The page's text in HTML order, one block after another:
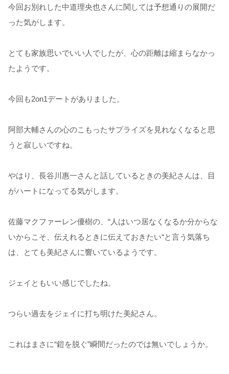
今回お別れした中道理央也さんに関しては予想通りの展開だ
った気がします。
とても家族思いでいい人でしたが、心の距離は縮まらなかっ
たようです。
今回も2on1デートがありました。
阿部大輔さんの心のこもったサプライズを見れなくなると思
うと寂しいですね。
やはり、長谷川惠一さんと話しているときの美紀さんは、目
がハートになってる気がします。
佐藤マクファーレン優樹の、“人はいつ居なくなるか分からな
いからこそ、伝えれるときに伝えておきたい“と言う気落ち
は、とても美紀さんに響いているようです。
ジェイともいい感じでしたね。
つらい過去をジェイに打ち明けた美紀さん。
これはまさに“鎧を脱ぐ”瞬間だったのでは無いでしょうか。